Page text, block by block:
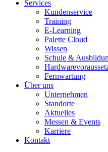
Services
Kundenservice
Training
E-Learning
Palette Cloud
Wissen
Schule &
Fernwartung
Über uns
Unternehmen
Standorte
Aktuelles
Messen & Events
Karriere
Kontakt